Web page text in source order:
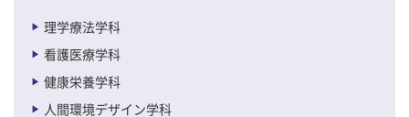
理学療法学科
看護医療学科
健康栄養学科
人間環境デザイン学科